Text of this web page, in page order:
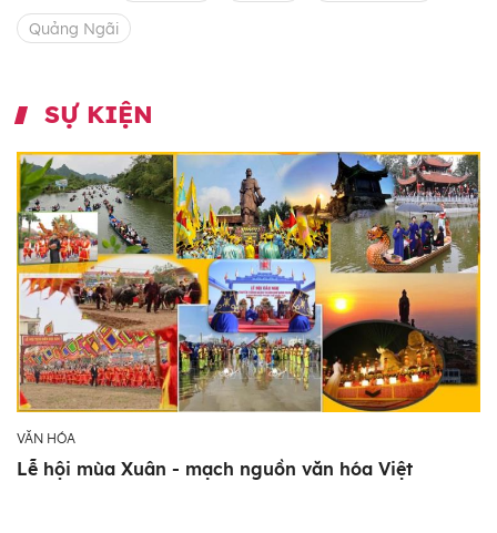
Quảng Ngãi
SỰ KIỆN
VĂN HÓA
Lễ hội mùa Xuân - mạch nguồn văn hóa Việt